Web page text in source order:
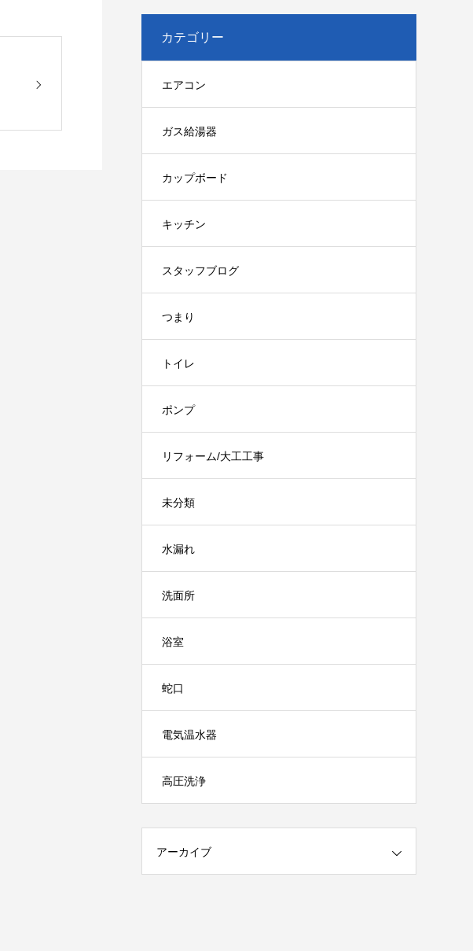
カテゴリー
エアコン
ガス給湯器
カップボード
キッチン
スタッフブログ
つまり
トイレ
ポンプ
リフォーム/大工工事
未分類
水漏れ
洗面所
浴室
蛇口
電気温水器
高圧洗浄
アーカイブ